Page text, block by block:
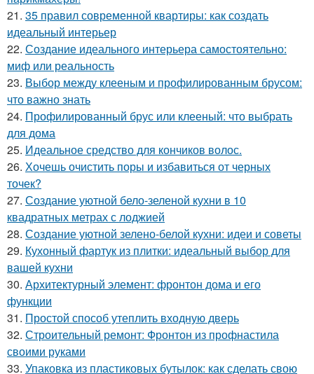
21. 35 правил современной квартиры: как создать
идеальный интерьер
22. Создание идеального интерьера самостоятельно:
миф или реальность
23. Выбор между клееным и профилированным брусом:
что важно знать
24. Профилированный брус или клееный: что выбрать
для дома
25. Идеальное средство для кончиков волос.
26. Хочешь очистить поры и избавиться от черных
точек?
27. Создание уютной бело-зеленой кухни в 10
квадратных метрах с лоджией
28. Создание уютной зелено-белой кухни: идеи и советы
29. Кухонный фартук из плитки: идеальный выбор для
вашей кухни
30. Архитектурный элемент: фронтон дома и его
функции
31. Простой способ утеплить входную дверь
32. Строительный ремонт: Фронтон из профнастила
своими руками
33. Упаковка из пластиковых бутылок: как сделать свою